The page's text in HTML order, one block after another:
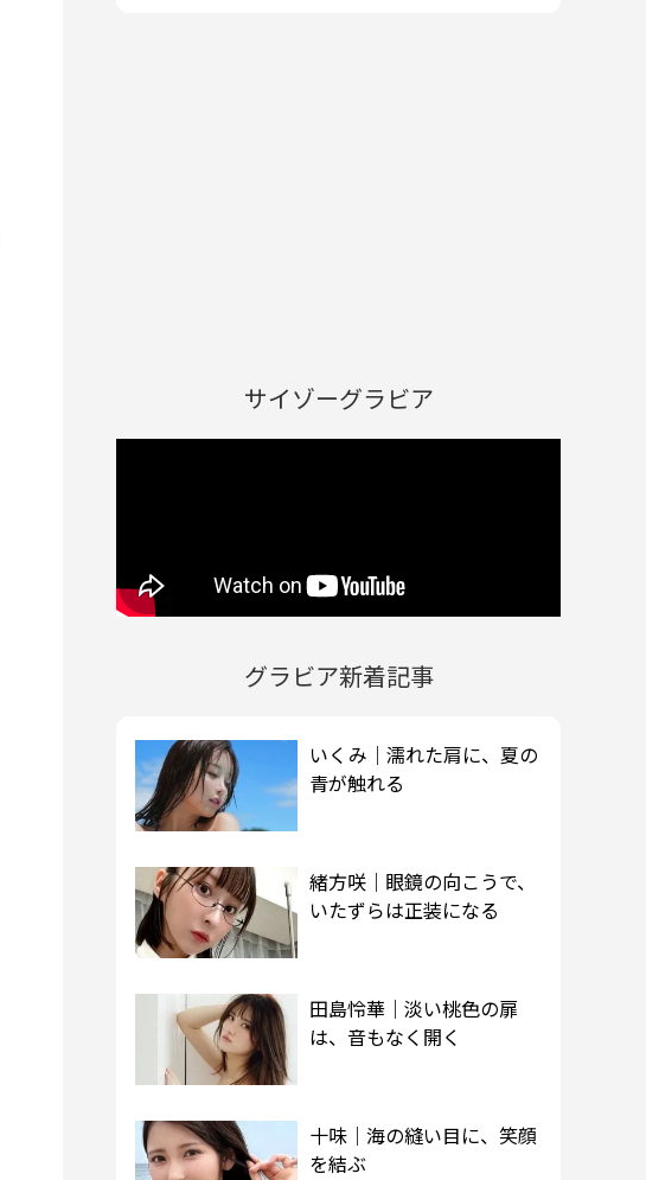
サイゾーグラビア
グラビア新着記事
いくみ｜濡れた肩に、夏の
青が触れる
緒方咲｜眼鏡の向こうで、
いたずらは正装になる
田島怜華｜淡い桃色の扉
は、音もなく開く
十味｜海の縫い目に、笑顔
を結ぶ